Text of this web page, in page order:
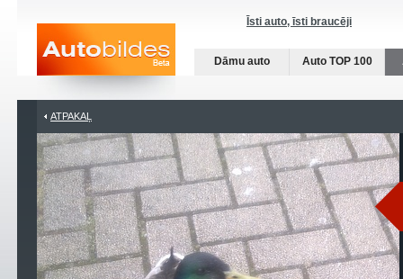
Īsti auto, īsti braucēji
Dāmu auto Auto TOP 100
ATPAKAĻ